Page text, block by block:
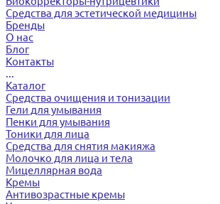
Средства для эстетической медицины
Бренды
О нас
Блог
Контакты
...
Каталог
Средства очищения и тонизации
Гели для умывания
Пенки для умывания
Тоники для лица
Средства для снятия макияжа
Молочко для лица и тела
Мицеллярная вода
Кремы
Антивозрастные кремы